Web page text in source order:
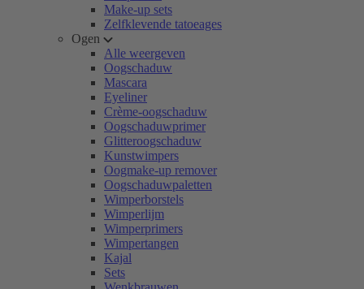
Make-up sets
Zelfklevende tatoeages
Ogen
Alle weergeven
Oogschaduw
Mascara
Eyeliner
Crème-oogschaduw
Oogschaduwprimer
Glitteroogschaduw
Kunstwimpers
Oogmake-up remover
Oogschaduwpaletten
Wimperborstels
Wimperlijm
Wimperprimers
Wimpertangen
Kajal
Sets